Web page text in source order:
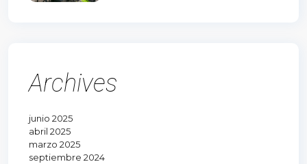
Archives
junio 2025
abril 2025
marzo 2025
septiembre 2024